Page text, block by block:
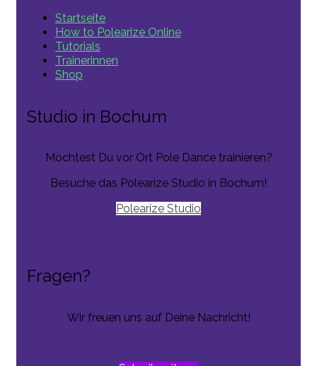
Startseite
How to Polearize Online
Tutorials
Trainerinnen
Shop
Studio in Bochum
Möchtest Du vor Ort Pole Dance trainieren?
Besuche das Polearize Studio in Bochum!
Polearize Studio
Fragen?
Wir freuen uns auf Deine Nachricht!